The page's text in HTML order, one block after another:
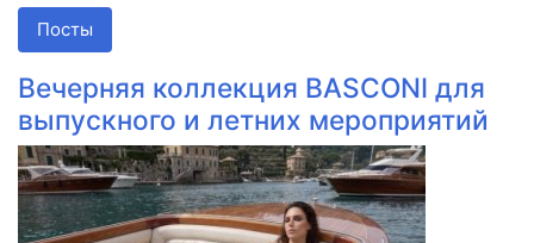
Посты
Вечерняя коллекция BASCONI для
выпускного и летних мероприятий